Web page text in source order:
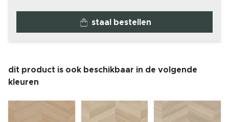
staal bestellen
dit product is ook beschikbaar in de volgende
kleuren